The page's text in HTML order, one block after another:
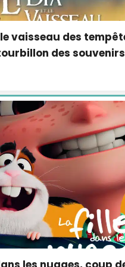
vaisseau des
des souvenirs